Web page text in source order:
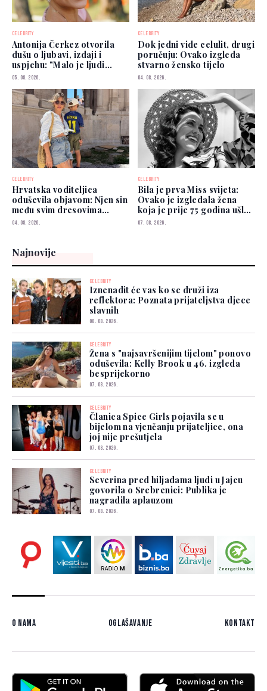
CELEBRITY
Antonija Čerkez otvorila
dušu o ljubavi, izdaji i
uspjehu: "Malo je ljudi
kojima možete vjerovati"
05. 08. 2026.
CELEBRITY
Dok jedni vide celulit, drugi
poručuju: Ovako izgleda
stvarno žensko tijelo
04. 08. 2026.
CELEBRITY
Hrvatska voditeljica
oduševila objavom: Njen sin
među svim dresovima
izabrao Zmajeve
04. 08. 2026.
CELEBRITY
Bila je prva Miss svijeta:
Ovako je izgledala žena
koja je prije 75 godina ušla
u historiju
07. 08. 2026.
Najnovije
CELEBRITY
Iznenadit će vas ko se druži iza
reflektora: Poznata prijateljstva djece
slavnih
08. 08. 2026.
CELEBRITY
Žena s "najsavršenijim tijelom" ponovo
oduševila: Kelly Brook u 46. izgleda
besprijekorno
07. 08. 2026.
CELEBRITY
Članica Spice Girls pojavila se u
bijelom na vjenčanju prijateljice, ona
joj nije prešutjela
07. 08. 2026.
CELEBRITY
Severina pred hiljadama ljudi u Jajcu
govorila o Srebrenici: Publika je
nagradila aplauzom
07. 08. 2026.
O nama Oglašavanje Kontakt